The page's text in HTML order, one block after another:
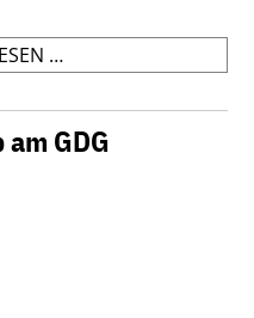
…AUSFLUG
DER
MKIDS
GDG